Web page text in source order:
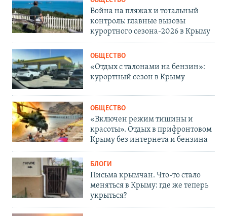
Война на пляжах и тотальный
контроль: главные вызовы
курортного сезона-2026 в Крыму
ОБЩЕСТВО
«Отдых с талонами на бензин»:
курортный сезон в Крыму
ОБЩЕСТВО
«Включен режим тишины и
красоты». Отдых в прифронтовом
Крыму без интернета и бензина
БЛОГИ
Письма крымчан. Что-то стало
меняться в Крыму: где же теперь
укрыться?